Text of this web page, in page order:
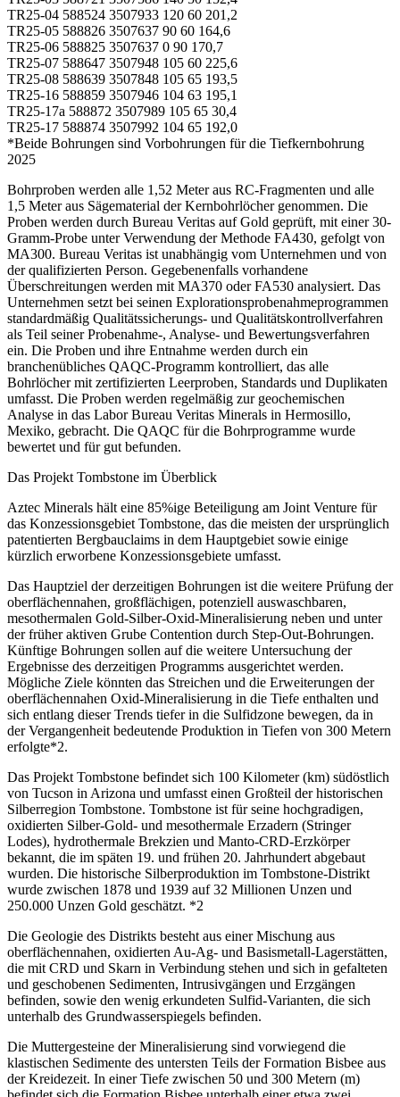
TR25-04 588524 3507933 120 60 201,2
TR25-05 588826 3507637 90 60 164,6
TR25-06 588825 3507637 0 90 170,7
TR25-07 588647 3507948 105 60 225,6
TR25-08 588639 3507848 105 65 193,5
TR25-16 588859 3507946 104 63 195,1
TR25-17a 588872 3507989 105 65 30,4
TR25-17 588874 3507992 104 65 192,0
*Beide Bohrungen sind Vorbohrungen für die Tiefkernbohrung
2025
Bohrproben werden alle 1,52 Meter aus RC-Fragmenten und alle
1,5 Meter aus Sägematerial der Kernbohrlöcher genommen. Die
Proben werden durch Bureau Veritas auf Gold geprüft, mit einer 30-
Gramm-Probe unter Verwendung der Methode FA430, gefolgt von
MA300. Bureau Veritas ist unabhängig vom Unternehmen und von
der qualifizierten Person. Gegebenenfalls vorhandene
Überschreitungen werden mit MA370 oder FA530 analysiert. Das
Unternehmen setzt bei seinen Explorationsprobenahmeprogrammen
standardmäßig Qualitätssicherungs- und Qualitätskontrollverfahren
als Teil seiner Probenahme-, Analyse- und Bewertungsverfahren
ein. Die Proben und ihre Entnahme werden durch ein
branchenübliches QAQC-Programm kontrolliert, das alle
Bohrlöcher mit zertifizierten Leerproben, Standards und Duplikaten
umfasst. Die Proben werden regelmäßig zur geochemischen
Analyse in das Labor Bureau Veritas Minerals in Hermosillo,
Mexiko, gebracht. Die QAQC für die Bohrprogramme wurde
bewertet und für gut befunden.
Das Projekt Tombstone im Überblick
Aztec Minerals hält eine 85%ige Beteiligung am Joint Venture für
das Konzessionsgebiet Tombstone, das die meisten der ursprünglich
patentierten Bergbauclaims in dem Hauptgebiet sowie einige
kürzlich erworbene Konzessionsgebiete umfasst.
Das Hauptziel der derzeitigen Bohrungen ist die weitere Prüfung der
oberflächennahen, großflächigen, potenziell auswaschbaren,
mesothermalen Gold-Silber-Oxid-Mineralisierung neben und unter
der früher aktiven Grube Contention durch Step-Out-Bohrungen.
Künftige Bohrungen sollen auf die weitere Untersuchung der
Ergebnisse des derzeitigen Programms ausgerichtet werden.
Mögliche Ziele könnten das Streichen und die Erweiterungen der
oberflächennahen Oxid-Mineralisierung in die Tiefe enthalten und
sich entlang dieser Trends tiefer in die Sulfidzone bewegen, da in
der Vergangenheit bedeutende Produktion in Tiefen von 300 Metern
erfolgte*2.
Das Projekt Tombstone befindet sich 100 Kilometer (km) südöstlich
von Tucson in Arizona und umfasst einen Großteil der historischen
Silberregion Tombstone. Tombstone ist für seine hochgradigen,
oxidierten Silber-Gold- und mesothermale Erzadern (Stringer
Lodes), hydrothermale Brekzien und Manto-CRD-Erzkörper
bekannt, die im späten 19. und frühen 20. Jahrhundert abgebaut
wurden. Die historische Silberproduktion im Tombstone-Distrikt
wurde zwischen 1878 und 1939 auf 32 Millionen Unzen und
250.000 Unzen Gold geschätzt. *2
Die Geologie des Distrikts besteht aus einer Mischung aus
oberflächennahen, oxidierten Au-Ag- und Basismetall-Lagerstätten,
die mit CRD und Skarn in Verbindung stehen und sich in gefalteten
und geschobenen Sedimenten, Intrusivgängen und Erzgängen
befinden, sowie den wenig erkundeten Sulfid-Varianten, die sich
unterhalb des Grundwasserspiegels befinden.
Die Muttergesteine der Mineralisierung sind vorwiegend die
klastischen Sedimente des untersten Teils der Formation Bisbee aus
der Kreidezeit. In einer Tiefe zwischen 50 und 300 Metern (m)